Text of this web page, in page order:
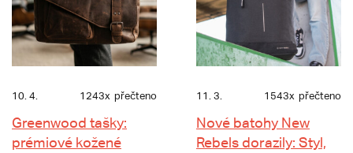
10. 4. 1243x přečteno
Greenwood tašky:
prémiové kožené
11. 3. 1543x přečteno
Nové batohy New
Rebels dorazily: Styl,